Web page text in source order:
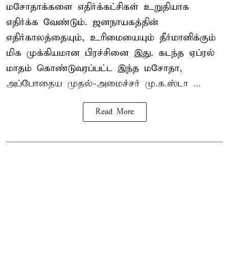
மசோதாக்களை எதிர்க்கட்சிகள் உறுதியாக
எதிர்க்க வேண்டும். ஜனநாயகத்தின்
எதிர்காலத்தையும், உரிமையையும் தீர்மானிக்கும்
மிக முக்கியமான பிரச்சினை இது. கடந்த ஏப்ரல்
மாதம் கொண்டுவரப்பட்ட இந்த மசோதா,
அப்போதைய முதல்-அமைச்சர் மு.க.ஸ்டா ...
Read More